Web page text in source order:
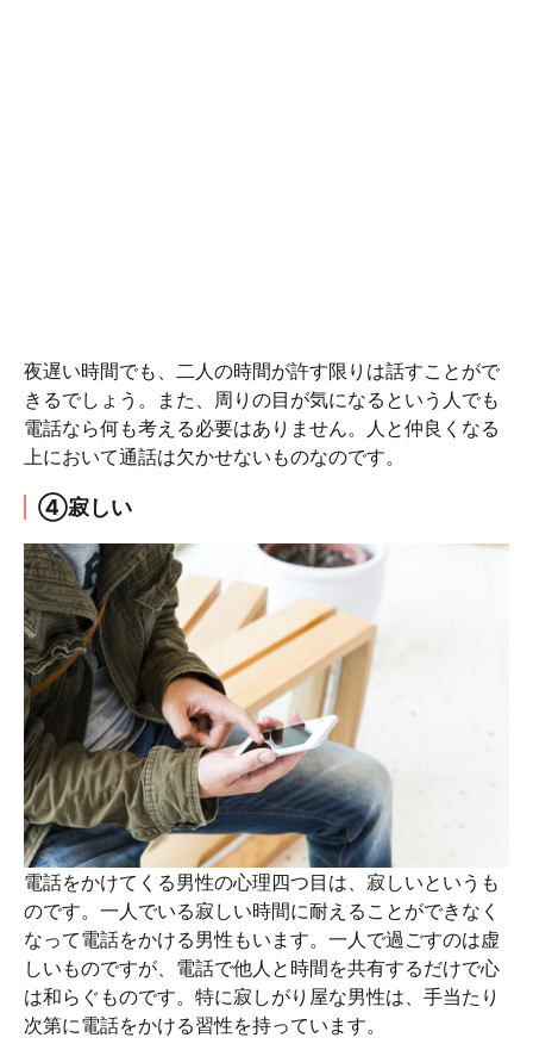
夜遅い時間でも、二人の時間が許す限りは話すことがで
きるでしょう。また、周りの目が気になるという人でも
電話なら何も考える必要はありません。人と仲良くなる
上において通話は欠かせないものなのです。
④寂しい
電話をかけてくる男性の心理四つ目は、寂しいというも
のです。一人でいる寂しい時間に耐えることができなく
なって電話をかける男性もいます。一人で過ごすのは虚
しいものですが、電話で他人と時間を共有するだけで心
は和らぐものです。特に寂しがり屋な男性は、手当たり
次第に電話をかける習性を持っています。